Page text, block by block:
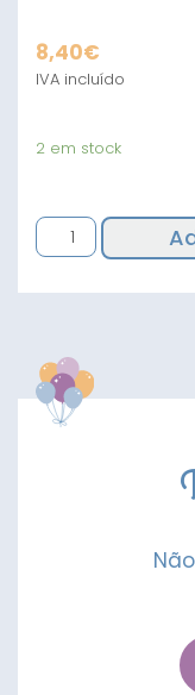
8,40€
IVA incluído
2 em stock
Quantidade
de
Foil
Dourado